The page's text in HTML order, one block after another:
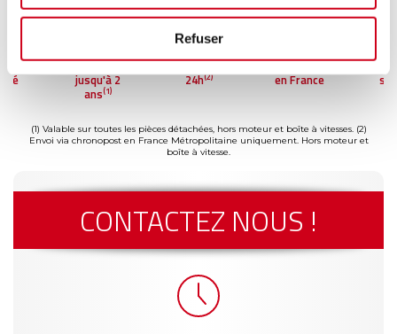
Refuser
Garantie
jusqu'à 2
ans(1)
Livraison dès
24h(2)
Reconditionné
en France
(1) Valable sur toutes les pièces détachées, hors moteur et boîte à vitesses. (2)
Envoi via chronopost en France Métropolitaine uniquement. Hors moteur et
boîte à vitesse.
CONTACTEZ NOUS !